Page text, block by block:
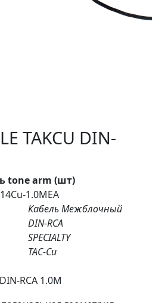
TAKCU DIN-
tone arm (шт)
1.0MEA
Кабель Межблочный
DIN-RCA
SPECIALTY
TAC-Cu
RCA 1.0М